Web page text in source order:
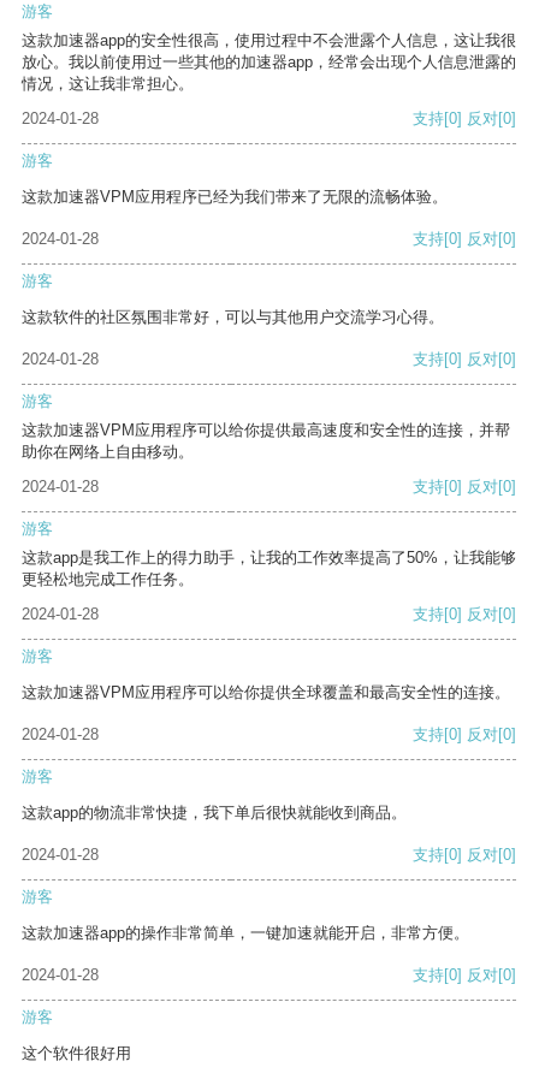
游客
这款加速器app的安全性很高，使用过程中不会泄露个人信息，这让我很
放心。我以前使用过一些其他的加速器app，经常会出现个人信息泄露的
情况，这让我非常担心。
2024-01-28
支持[0] 反对[0]
游客
这款加速器VPM应用程序已经为我们带来了无限的流畅体验。
2024-01-28 支持[0] 反对[0]
游客
这款软件的社区氛围非常好，可以与其他用户交流学习心得。
2024-01-28 支持[0] 反对[0]
游客
这款加速器VPM应用程序可以给你提供最高速度和安全性的连接，并帮
助你在网络上自由移动。
2024-01-28
支持[0] 反对[0]
游客
这款app是我工作上的得力助手，让我的工作效率提高了50%，让我能够
更轻松地完成工作任务。
2024-01-28
支持[0] 反对[0]
游客
这款加速器VPM应用程序可以给你提供全球覆盖和最高安全性的连接。
2024-01-28 支持[0] 反对[0]
游客
这款app的物流非常快捷，我下单后很快就能收到商品。
2024-01-28 支持[0] 反对[0]
游客
这款加速器app的操作非常简单，一键加速就能开启，非常方便。
2024-01-28 支持[0] 反对[0]
游客
这个软件很好用